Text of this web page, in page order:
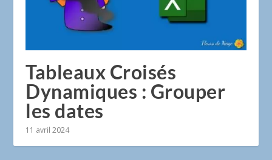
Tableaux Croisés
Dynamiques : Grouper
les dates
11 avril 2024